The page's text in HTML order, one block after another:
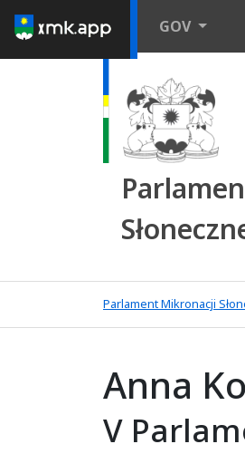
GOV
Parlament Mikronacji
Anna
V